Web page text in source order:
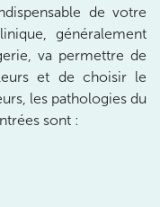
de votre
généralement
va permettre de
et de choisir le
les pathologies du
sont :
92290